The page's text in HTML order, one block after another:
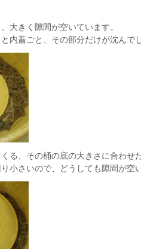
大きく隙間が空いています。
内蓋ごと、その部分だけが沈んで
る、その桶の底の大きさに合わせ
小さいので、どうしても隙間が空